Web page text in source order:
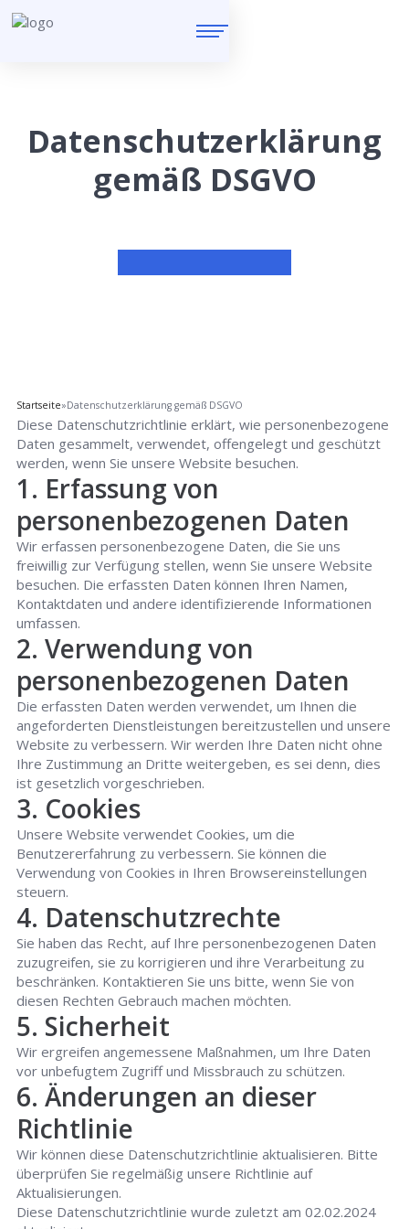
Datenschutzerklärung
gemäß DSGVO
Startseite»Datenschutzerklärung gemäß DSGVO
Diese Datenschutzrichtlinie erklärt, wie personenbezogene
Daten gesammelt, verwendet, offengelegt und geschützt
werden, wenn Sie unsere Website besuchen.
1. Erfassung von
personenbezogenen Daten
Wir erfassen personenbezogene Daten, die Sie uns
freiwillig zur Verfügung stellen, wenn Sie unsere Website
besuchen. Die erfassten Daten können Ihren Namen,
Kontaktdaten und andere identifizierende Informationen
umfassen.
2. Verwendung von
personenbezogenen Daten
Die erfassten Daten werden verwendet, um Ihnen die
angeforderten Dienstleistungen bereitzustellen und unsere
Website zu verbessern. Wir werden Ihre Daten nicht ohne
Ihre Zustimmung an Dritte weitergeben, es sei denn, dies
ist gesetzlich vorgeschrieben.
3. Cookies
Unsere Website verwendet Cookies, um die
Benutzererfahrung zu verbessern. Sie können die
Verwendung von Cookies in Ihren Browsereinstellungen
steuern.
4. Datenschutzrechte
Sie haben das Recht, auf Ihre personenbezogenen Daten
zuzugreifen, sie zu korrigieren und ihre Verarbeitung zu
beschränken. Kontaktieren Sie uns bitte, wenn Sie von
diesen Rechten Gebrauch machen möchten.
5. Sicherheit
Wir ergreifen angemessene Maßnahmen, um Ihre Daten
vor unbefugtem Zugriff und Missbrauch zu schützen.
6. Änderungen an dieser
Richtlinie
Wir können diese Datenschutzrichtlinie aktualisieren. Bitte
überprüfen Sie regelmäßig unsere Richtlinie auf
Aktualisierungen.
Diese Datenschutzrichtlinie wurde zuletzt am 02.02.2024